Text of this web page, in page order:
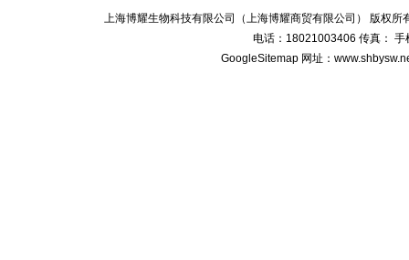
上海博耀生物科技有限公司（上海博耀商贸有限公司） 版权所
电话：18021003406 传真： 手
GoogleSitemap 网址：